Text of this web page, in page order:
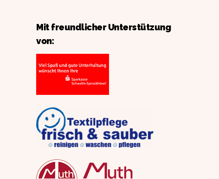
Mit freundlicher Unterstützung
von: